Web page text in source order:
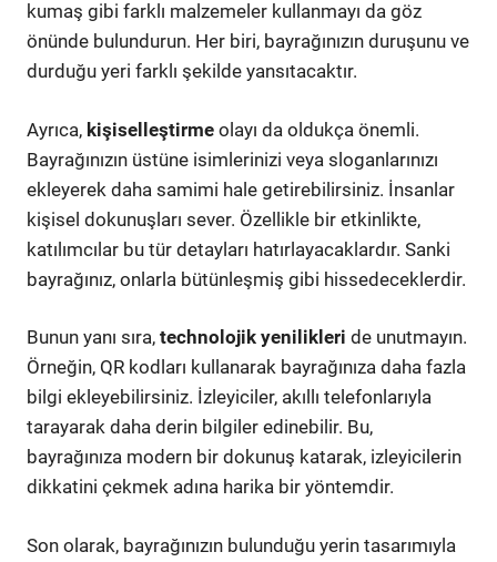
kumaş gibi farklı malzemeler kullanmayı da göz
önünde bulundurun. Her biri, bayrağınızın duruşunu ve
durduğu yeri farklı şekilde yansıtacaktır.
Ayrıca, kişiselleştirme olayı da oldukça önemli.
Bayrağınızın üstüne isimlerinizi veya sloganlarınızı
ekleyerek daha samimi hale getirebilirsiniz. İnsanlar
kişisel dokunuşları sever. Özellikle bir etkinlikte,
katılımcılar bu tür detayları hatırlayacaklardır. Sanki
bayrağınız, onlarla bütünleşmiş gibi hissedeceklerdir.
Bunun yanı sıra, technolojik yenilikleri de unutmayın.
Örneğin, QR kodları kullanarak bayrağınıza daha fazla
bilgi ekleyebilirsiniz. İzleyiciler, akıllı telefonlarıyla
tarayarak daha derin bilgiler edinebilir. Bu,
bayrağınıza modern bir dokunuş katarak, izleyicilerin
dikkatini çekmek adına harika bir yöntemdir.
Son olarak, bayrağınızın bulunduğu yerin tasarımıyla